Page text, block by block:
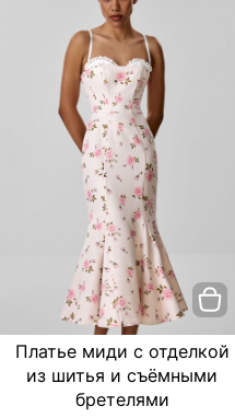
Платье миди с отделкой
из шитья и съёмными
бретелями